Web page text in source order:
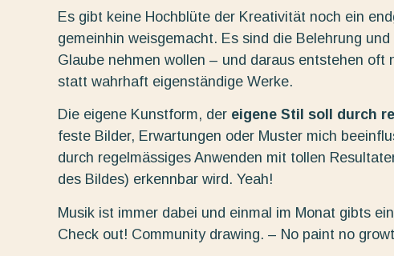
Es gibt keine Hochblüte der Kreativität noch ein
gemeinhin weisgemacht. Es sind die Belehrung
Glaube nehmen wollen – und daraus entstehen oft
statt wahrhaft eigenständige Werke.
Die eigene Kunstform, der eigene Stil soll durch
feste Bilder, Erwartungen oder Muster mich
durch regelmässiges Anwenden mit tollen
des Bildes) erkennbar wird. Yeah!
Musik ist immer dabei und einmal im Monat gibts
Check out! Community drawing. – No paint no